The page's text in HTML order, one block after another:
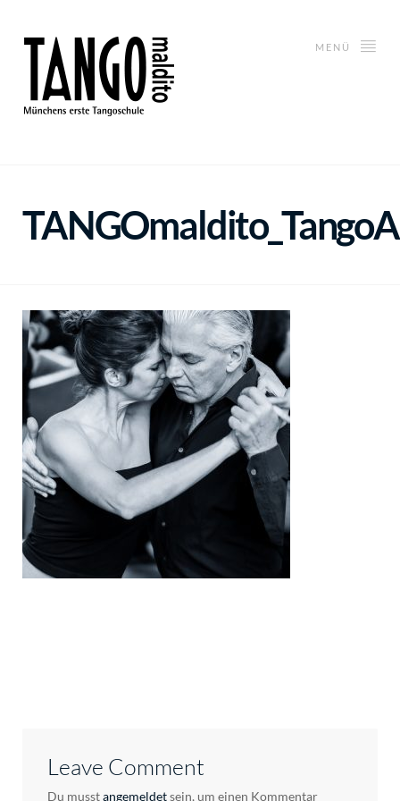
MENÜ
Leave Comment
Du musstangemeldetsein, um einen Kommentar